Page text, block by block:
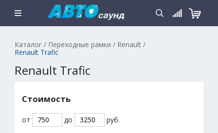
Каталог / Переходные рамки / Renault /
Renault Trafic
Renault Trafic
Стоимость
от до руб.